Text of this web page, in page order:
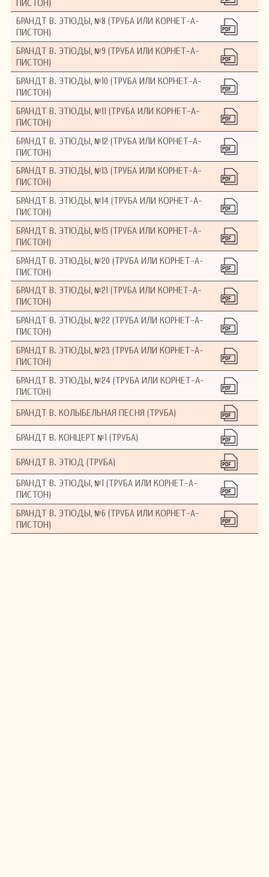
ПИСТОН)
БРАНДТ В. ЭТЮДЫ, №8 (ТРУБА ИЛИ КОРНЕТ-А-
ПИСТОН)
БРАНДТ В. ЭТЮДЫ, №9 (ТРУБА ИЛИ КОРНЕТ-А-
ПИСТОН)
БРАНДТ В. ЭТЮДЫ, №10 (ТРУБА ИЛИ КОРНЕТ-А-
ПИСТОН)
БРАНДТ В. ЭТЮДЫ, №11 (ТРУБА ИЛИ КОРНЕТ-А-
ПИСТОН)
БРАНДТ В. ЭТЮДЫ, №12 (ТРУБА ИЛИ КОРНЕТ-А-
ПИСТОН)
БРАНДТ В. ЭТЮДЫ, №13 (ТРУБА ИЛИ КОРНЕТ-А-
ПИСТОН)
БРАНДТ В. ЭТЮДЫ, №14 (ТРУБА ИЛИ КОРНЕТ-А-
ПИСТОН)
БРАНДТ В. ЭТЮДЫ, №15 (ТРУБА ИЛИ КОРНЕТ-А-
ПИСТОН)
БРАНДТ В. ЭТЮДЫ, №20 (ТРУБА ИЛИ КОРНЕТ-А-
ПИСТОН)
БРАНДТ В. ЭТЮДЫ, №21 (ТРУБА ИЛИ КОРНЕТ-А-
ПИСТОН)
БРАНДТ В. ЭТЮДЫ, №22 (ТРУБА ИЛИ КОРНЕТ-А-
ПИСТОН)
БРАНДТ В. ЭТЮДЫ, №23 (ТРУБА ИЛИ КОРНЕТ-А-
ПИСТОН)
БРАНДТ В. ЭТЮДЫ, №24 (ТРУБА ИЛИ КОРНЕТ-А-
ПИСТОН)
БРАНДТ В. КОЛЫБЕЛЬНАЯ ПЕСНЯ (ТРУБА)
БРАНДТ В. КОНЦЕРТ №1 (ТРУБА)
БРАНДТ В. ЭТЮД (ТРУБА)
БРАНДТ В. ЭТЮДЫ, №1 (ТРУБА ИЛИ КОРНЕТ-А-
ПИСТОН)
БРАНДТ В. ЭТЮДЫ, №6 (ТРУБА ИЛИ КОРНЕТ-А-
ПИСТОН)